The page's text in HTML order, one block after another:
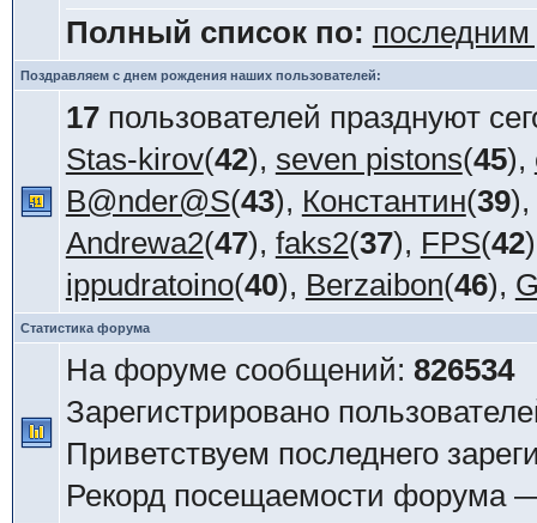
Полный список по:
Поздравляем с днем рождения наших пользователей:
17пользователей празднуют
Stas-kirov(42), seven pistons(45),
B@nder@S(43), Константин(39),
Andrewa2(47), faks2(37), FPS(42
ippudratoino(40), Berzaibon(46),
Статистика форума
На форуме сообщений: 826534
Зарегистрировано
Приветствуем последнего
Рекорд посещаемости форума